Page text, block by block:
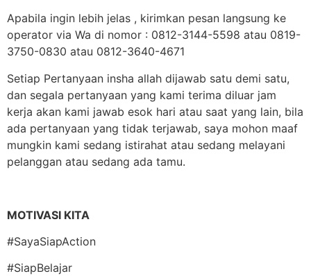
Apabila ingin lebih jelas , kirimkan pesan langsung ke
operator via Wa di nomor : 0812-3144-5598 atau 0819-
3750-0830 atau 0812-3640-4671
Setiap Pertanyaan insha allah dijawab satu demi satu,
dan segala pertanyaan yang kami terima diluar jam
kerja akan kami jawab esok hari atau saat yang lain, bila
ada pertanyaan yang tidak terjawab, saya mohon maaf
mungkin kami sedang istirahat atau sedang melayani
pelanggan atau sedang ada tamu.
MOTIVASI KITA
#SayaSiapAction
#SiapBelajar